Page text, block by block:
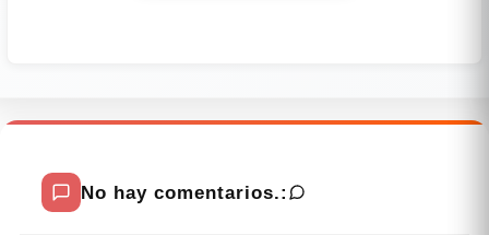
No hay comentarios.: